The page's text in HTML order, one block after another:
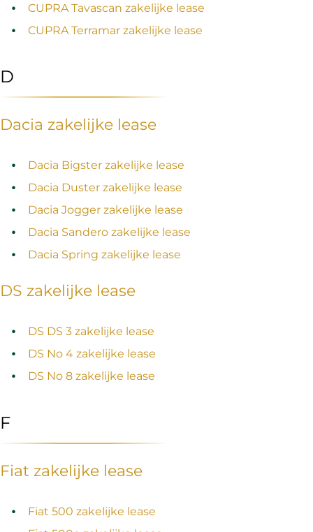
CUPRA Tavascan zakelijke lease
CUPRA Terramar zakelijke lease
D
Dacia zakelijke lease
Dacia Bigster zakelijke lease
Dacia Duster zakelijke lease
Dacia Jogger zakelijke lease
Dacia Sandero zakelijke lease
Dacia Spring zakelijke lease
DS zakelijke lease
DS DS 3 zakelijke lease
DS No 4 zakelijke lease
DS No 8 zakelijke lease
F
Fiat zakelijke lease
Fiat 500 zakelijke lease